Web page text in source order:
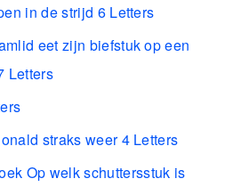
in de strijd 6 Letters
eet zijn biefstuk op een
Letters
straks weer 4 Letters
Op welk schuttersstuk is